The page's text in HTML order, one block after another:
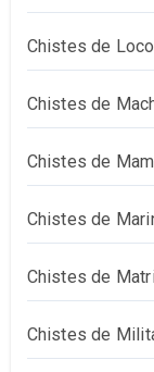
Chistes de
Chistes de
Chistes de
Chistes de
Chistes de
Chistes de